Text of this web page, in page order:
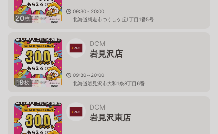
20枚
09:30～20:00
北海道網走市つくしケ丘1丁目1番5号
19枚
DCM
岩見沢店
09:30～20:00
北海道岩見沢市大和1条8丁目6番
DCM
岩見沢東店